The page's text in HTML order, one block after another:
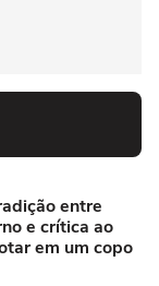
entre
e crítica ao
em um copo